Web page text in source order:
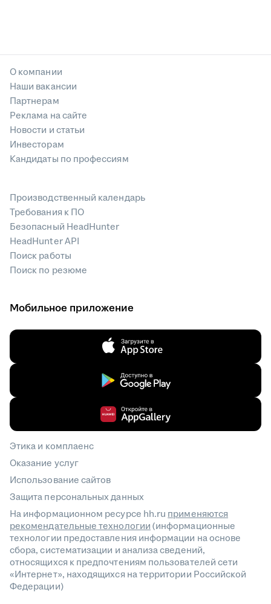
О компании
Наши вакансии
Партнерам
Реклама на сайте
Новости и статьи
Инвесторам
Кандидаты по профессиям
Производственный календарь
Требования к ПО
Безопасный HeadHunter
HeadHunter API
Поиск работы
Поиск по резюме
Мобильное приложение
Этика и комплаенс
Оказание услуг
Использование сайтов
Защита персональных данных
На информационном ресурсе hh.ru применяются
рекомендательные технологии(информационные
технологии предоставления информации на основе
сбора, систематизации и анализа сведений,
относящихся к предпочтениям пользователей сети
«Интернет», находящихся на территории Российской
Федерации)